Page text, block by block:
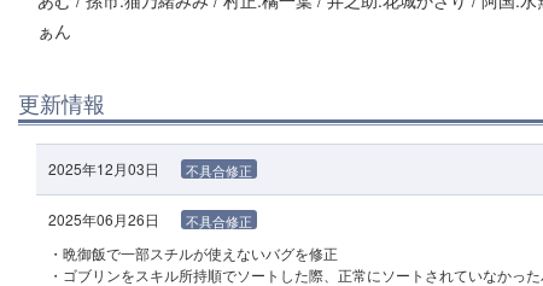
ぁん
更新情報
2025年12月03日 不具合修正
2025年06月26日 不具合修正
・晩御飯で一部スチルが使えないバグを修正
・ゴブリンをスキル所持順でソートした際、正常にソートされていなかっ